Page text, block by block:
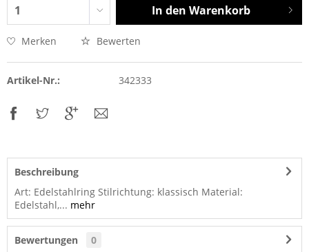
In den Warenkorb
Merken Bewerten
Artikel-Nr.: 342333
Beschreibung
Art: Edelstahlring Stilrichtung: klassisch Material:
Edelstahl,... mehr
Bewertungen
0